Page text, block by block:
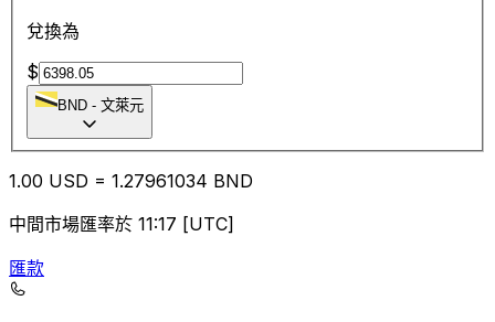
兌換為
$
BND - 文萊元
1.00 USD = 1.27961034 BND
中間市場匯率於 11:17 [UTC]
匯款